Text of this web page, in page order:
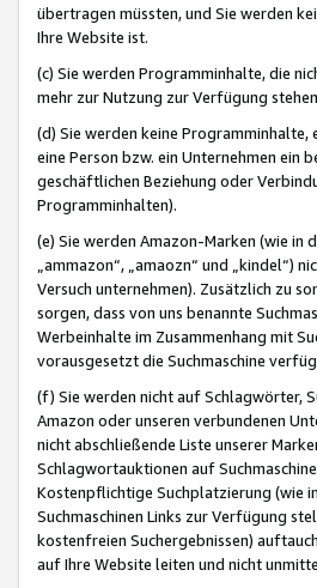
übertragen müssten, und Sie werden
Ihre Website ist.
(c) Sie werden Programminhalte, die
mehr zur Nutzung zur Verfügung
(d) Sie werden keine
eine Person bzw. ein Unternehmen ein
geschäftlichen Beziehung oder
Programminhalten).
(e) Sie werden Amazon-Marken (wie in
„ammazon“, „amaozn“ und „kindel“)
Versuch unternehmen). Zusätzlich zu
sorgen, dass von uns benannte
Werbeinhalte im Zusammenhang mit
vorausgesetzt die Suchmaschine
(f) Sie werden nicht auf Schlagwörter,
Amazon oder unseren verbundenen
nicht abschließende Liste unserer
Schlagwortauktionen auf
Kostenpflichtige Suchplatzierung (wie
Suchmaschinen Links zur Verfügung
kostenfreien Suchergebnissen)
auf Ihre Website leiten und nicht